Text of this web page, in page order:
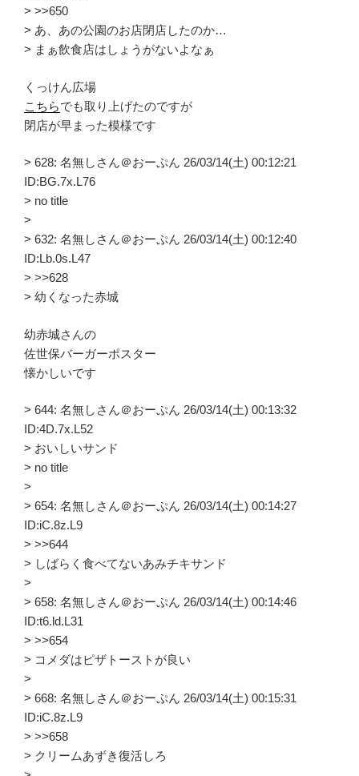
> >>650
> あ、あの公園のお店閉店したのか…
> まぁ飲食店はしょうがないよなぁ
くっけん広場
こちらでも取り上げたのですが
閉店が早まった模様です
> 628: 名無しさん＠おーぷん 26/03/14(土) 00:12:21
ID:BG.7x.L76
> no title
>
> 632: 名無しさん＠おーぷん 26/03/14(土) 00:12:40
ID:Lb.0s.L47
> >>628
> 幼くなった赤城
幼赤城さんの
佐世保バーガーポスター
懐かしいです
> 644: 名無しさん＠おーぷん 26/03/14(土) 00:13:32
ID:4D.7x.L52
> おいしいサンド
> no title
>
> 654: 名無しさん＠おーぷん 26/03/14(土) 00:14:27
ID:iC.8z.L9
> >>644
> しばらく食べてないあみチキサンド
>
> 658: 名無しさん＠おーぷん 26/03/14(土) 00:14:46
ID:t6.ld.L31
> >>654
> コメダはピザトーストが良い
>
> 668: 名無しさん＠おーぷん 26/03/14(土) 00:15:31
ID:iC.8z.L9
> >>658
> クリームあずき復活しろ